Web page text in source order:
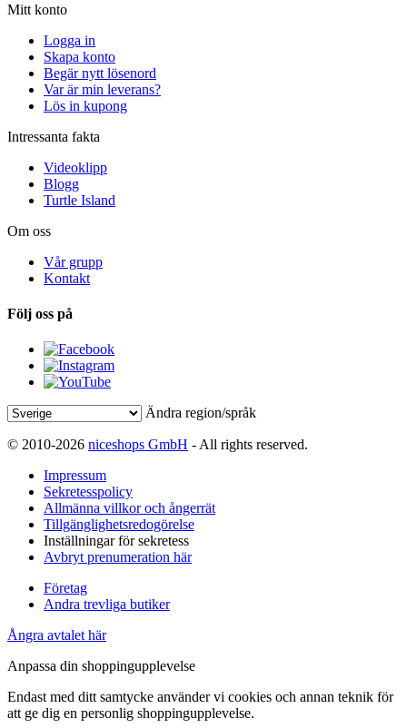
Mitt konto
Logga in
Skapa konto
Begär nytt lösenord
Var är min leverans?
Lös in kupong
Intressanta fakta
Videoklipp
Blogg
Turtle Island
Om oss
Vår grupp
Kontakt
Följ oss på
Ändra region/språk
© 2010-2026 niceshops GmbH - All rights reserved.
Impressum
Sekretesspolicy
Allmänna villkor och ångerrät
Tillgänglighetsredogörelse
Inställningar för sekretess
Avbryt prenumeration här
Företag
Andra trevliga butiker
Ångra avtalet här
Anpassa din shoppingupplevelse
Endast med ditt samtycke använder vi cookies och annan teknik för
att ge dig en personlig shoppingupplevelse.